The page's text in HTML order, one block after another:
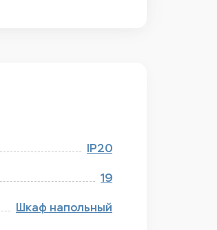
IP20
19
Шкаф напольный